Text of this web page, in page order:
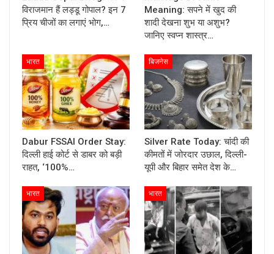
विराजमान हैं लड्डू गोपाल? इन 7
प्रिय चीजों का लगाएं भोग,…
Meaning: सपने में खुद की
शादी देखना शुभ या अशुभ?
जानिए स्वप्न शास्त्र…
भारत
Dabur FSSAI Order Stay:
दिल्ली हाई कोर्ट से डाबर को बड़ी
राहत, ‘100%…
बिजनेस
Silver Rate Today: चांदी की
कीमतों में जोरदार उछाल, दिल्ली-
यूपी और बिहार समेत देश के…
भारत भारत